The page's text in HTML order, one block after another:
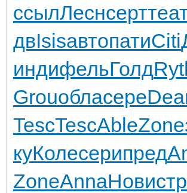
ссылЛеснсерт
двIsisавтопатиCiti
индифельГолд
Grouобласере
TescTescAbleZone
куКолесерипред
ZoneAnnaНови